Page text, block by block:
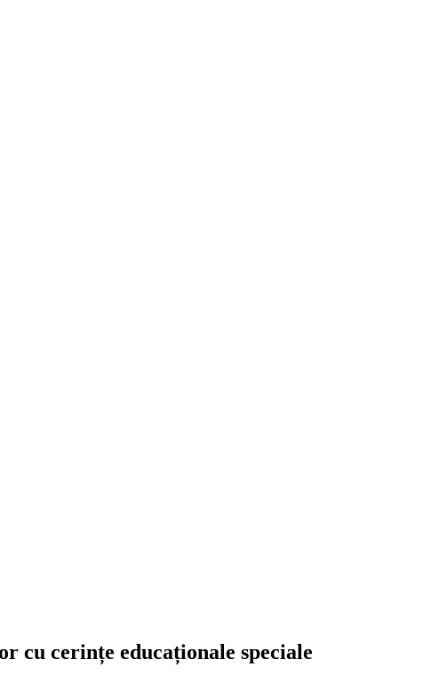
cu cerințe educaționale speciale